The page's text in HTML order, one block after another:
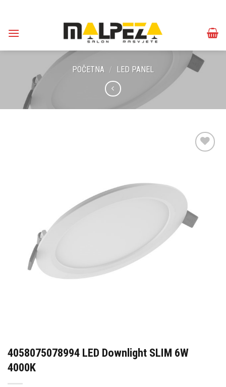
content
POČETNA / LED PANEL
4058075078994 LED Downlight SLIM 6W
4000K